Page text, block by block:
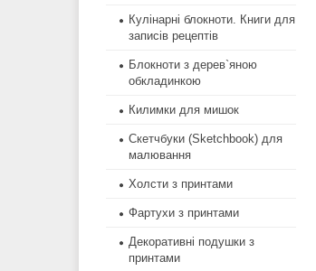
Кулінарні блокноти. Книги для
записів рецептів
Блокноти з дерев`яною
обкладинкою
Килимки для мишок
Скетчбуки (Sketchbook) для
малювання
Холсти з принтами
Фартухи з принтами
Декоративні подушки з
принтами